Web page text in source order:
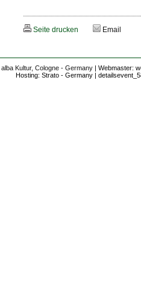
Seite drucken Email
alba Kultur, Cologne - Germany | Webmaster:
Hosting: Strato - Germany |